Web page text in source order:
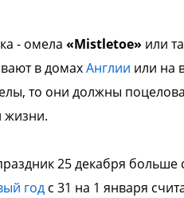
- омела «Mistletoe» или
в домахАнглии или на
то они должны
жизни.
25 декабря больше
год с 31 на 1 января